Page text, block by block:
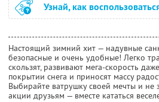
Узнай, как
Настоящий зимний хит — надувные
безопасные и очень удобные! Легко
скользят, развивают мега-скорость
покрытии снега и приносят массу
Выбирайте ватрушку своей мечты и не
акции друзьям — вместе кататься